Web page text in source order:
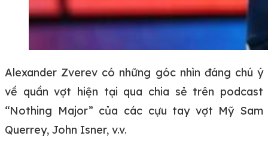
Alexander Zverev có những góc nhìn đáng chú ý
về quần vợt hiện tại qua chia sẻ trên podcast
“Nothing Major” của các cựu tay vợt Mỹ Sam
Querrey, John Isner, v.v.